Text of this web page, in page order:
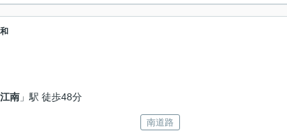
江南 」駅 徒歩48分
南道路